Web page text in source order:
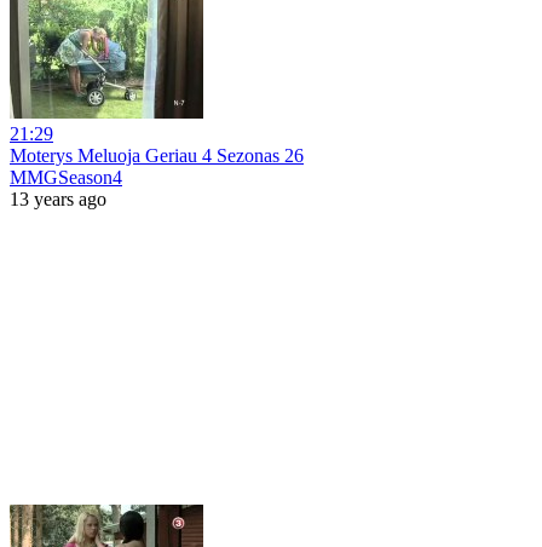
21:29
Moterys Meluoja Geriau 4 Sezonas 26
MMGSeason4
13 years ago